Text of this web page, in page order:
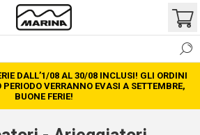
DALL’1/08 AL 30/08 INCLUSI! GLI ORDINI
VERRANNO EVASI A SETTEMBRE,
BUONE FERIE!